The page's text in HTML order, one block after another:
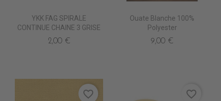
YKK FAG SPIRALE
CONTINUE CHAINE 3 GRISE
2,00 €
Ouate Blanche 100%
Polyester
9,00 €
favorite_border favorite_border